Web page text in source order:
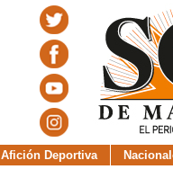
Afición Deportiva